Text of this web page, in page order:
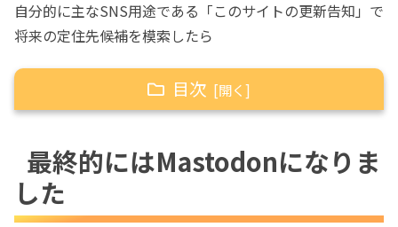
自分的に主なSNS用途である「このサイトの更新告知」で
将来の定住先候補を模索したら
目次
Threads
そのまま使えます
最終的にはMastodonになりま
した